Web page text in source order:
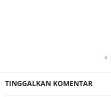
TINGGALKAN KOMENTAR